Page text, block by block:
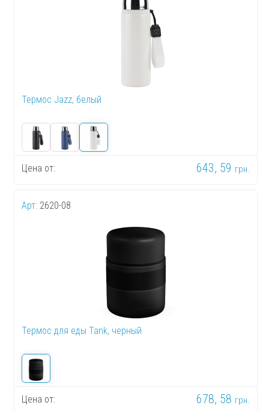
Термос Jazz, белый
Цена от: 643, 59 грн.
Арт: 2620-08
Термос для еды Tank, черный
Цена от: 678, 58 грн.